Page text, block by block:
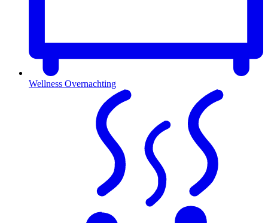
Wellness Overnachting